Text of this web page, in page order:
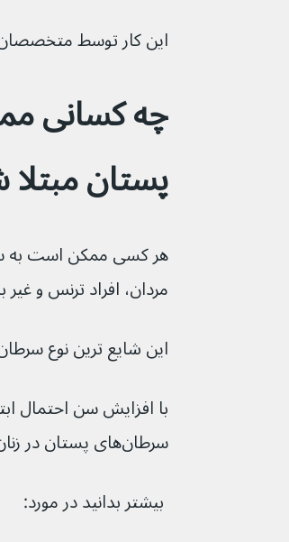
این کار توسط متخصصان
چه کسانی
پستان
هر کسی ممکن است به
مردان، افراد ترنس و غیر
این شایع ترین نوع
سرطان‌های پستان در زنان بالای ۵۰ سال تشخیص داده می‌شود.
بیشتر بدانید در مورد: